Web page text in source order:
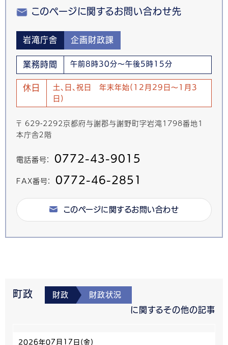
このページに関するお問い合わせ先
岩滝庁舎 企画財政課
業務時間 午前8時30分～午後5時15分
休日
土、日、祝日 年末年始(12月29日～1月3
日)
〒 629-2292京都府与謝郡与謝野町字岩滝1798番地1
本庁舎２階
電話番号： 0772-43-9015
FAX番号： 0772-46-2851
このページに関するお問い合わせ
町政 財政 財政状況
に関するその他の記事
2026年07月17日(金)